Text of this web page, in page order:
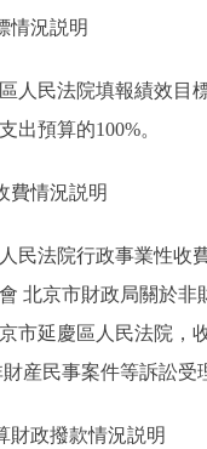
況説明
民法院填報績效目標
出預算的100%。
情況説明
法院行政事業性收
北京市財政局關於
市延慶區人民法院
産民事案件等訴訟受
政撥款情況説明